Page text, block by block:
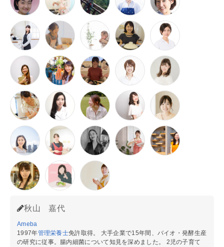
秋山 嘉代
Ameba
1997年管理栄養士免許取得。 大手企業で15年間、バイオ・発酵生産
の研究に従事。腸内細菌について知見を深めました。 2児の子育て